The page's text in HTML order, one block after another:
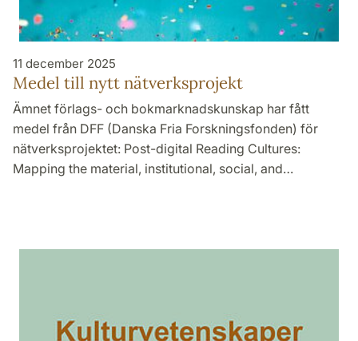
11 december 2025
Medel till nytt nätverksprojekt
Ämnet förlags- och bokmarknadskunskap har fått
medel från DFF (Danska Fria Forskningsfonden) för
nätverksprojektet: Post-digital Reading Cultures:
Mapping the material, institutional, social, and…